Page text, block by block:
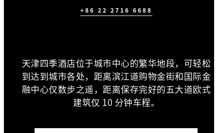
+86 22 2716 6688
天津四季酒店位于城市中心的繁华地段，可轻松
到达到城市各处，距离滨江道购物金街和国际金
融中心仅数步之遥，距离保存完好的五大道欧式
建筑仅 10 分钟车程。